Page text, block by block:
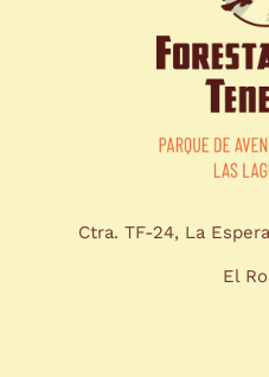
Ctra. TF-24, La
El